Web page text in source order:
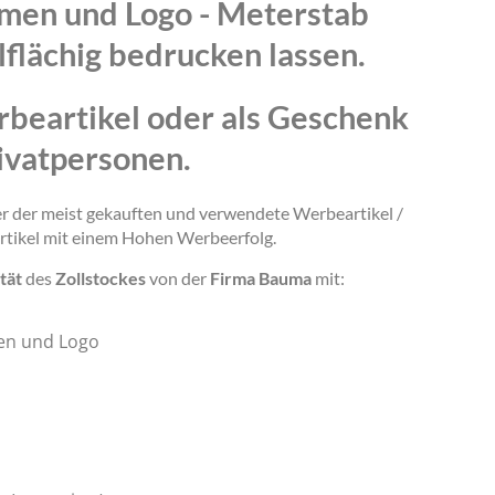
und Logo - Meterstab
bedrucken lassen.
oder als Geschenk
der meist gekauften und verwendete Werbeartikel /
mit einem Hohen Werbeerfolg.
des Zollstockesvon der Firma Bauma mit:
und Logo